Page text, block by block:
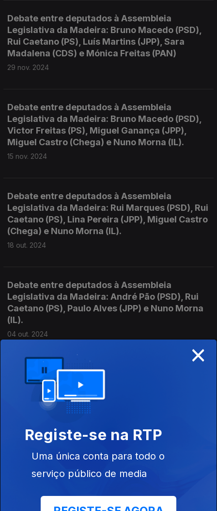
Debate entre deputados à Assembleia
Legislativa da Madeira: Bruno Macedo (PSD),
Rui Caetano (PS), Luís Martins (JPP), Sara
Madalena (CDS) e Mónica Freitas (PAN)
29 nov. 2024
Debate entre deputados à Assembleia
Legislativa da Madeira: Bruno Macedo (PSD),
Victor Freitas (PS), Miguel Ganança (JPP),
Miguel Castro (Chega) e Nuno Morna (IL).
15 nov. 2024
Debate entre deputados à Assembleia
Legislativa da Madeira: Rui Marques (PSD), Rui
Caetano (PS), Lina Pereira (JPP), Miguel Castro
(Chega) e Nuno Morna (IL).
18 out. 2024
Debate entre deputados à Assembleia
Legislativa da Madeira: André Pão (PSD), Rui
Caetano (PS), Paulo Alves (JPP) e Nuno Morna
(IL).
04 out. 2024
Debate entre deputados à Assembleia
Legislativa da Madeira: Brício Araújo (PSD),
Victor Freitas (PS), Patrícia Spínola (JPP) e
Miguel Castro (Chega).
Debate entre deputados à Assembleia
Legislativa da Madeira: Brício Araújo (PSD),
Madalena (CDS) e Nuno Morna (IL).
×
Registe-se na RTP
Uma única conta para todo o
serviço público de media